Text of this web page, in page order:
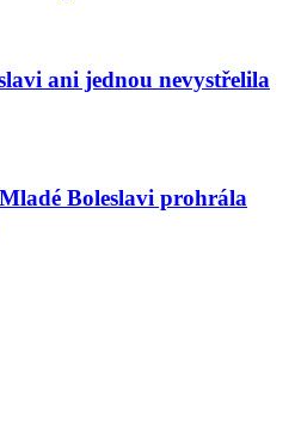
ani jednou nevystřelila
Boleslavi prohrála